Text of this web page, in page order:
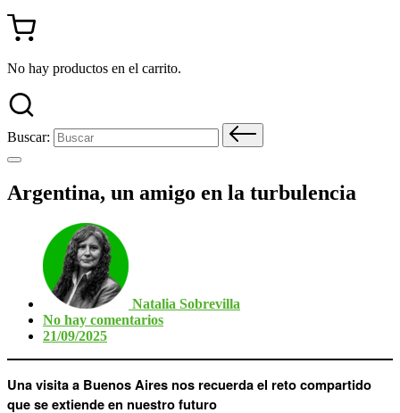
No hay productos en el carrito.
Buscar:
Argentina, un amigo en la turbulencia
Natalia Sobrevilla
No hay comentarios
21/09/2025
Una visita a Buenos Aires nos recuerda el reto compartido
que se extiende en nuestro futuro